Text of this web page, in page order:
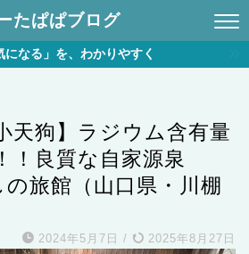
たぱぱブログ
になる」を、わかりやすく
天狗】ラジウム含有量
！良質な自家源泉
旅館（山口県・川棚
2024年5月7日 / 2025年8月27日